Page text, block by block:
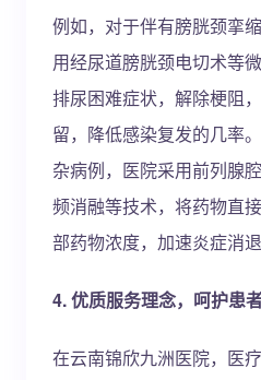
例如，对于伴有膀胱颈挛
用经尿道膀胱颈电切术等
排尿困难症状，解除梗阻
留，降低感染复发的几率
杂病例，医院采用前列腺
频消融等技术，将药物直
部药物浓度，加速炎症消退
4. 优质服务理念，呵护患
在云南锦欣九洲医院，医